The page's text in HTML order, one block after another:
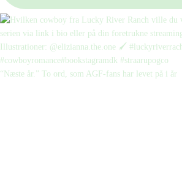
“Næste år.” To ord, som AGF-fans har levet på i år